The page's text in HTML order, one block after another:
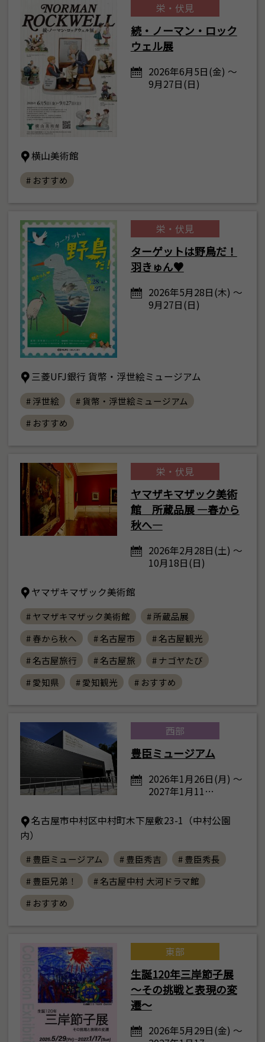
栄・伏見
続・ノーマン・ロック
ウェル展
2026年6月5日(金) ～
9月27日(日)
横山美術館
# おすすめ
栄・伏見
ターゲットは野鳥だ！
羽きゅん♥
2026年5月28日(木) ～
9月27日(日)
三菱UFJ銀行 貨幣・浮世絵ミュージアム
# 浮世絵
# 貨幣・浮世絵ミュージアム
# おすすめ
栄・伏見
ヤマザキマザック美術
館 所蔵品展 ―春から
秋へ―
2026年2月28日(土) ～
10月18日(日)
ヤマザキマザック美術館
# ヤマザキマザック美術館
# 所蔵品展
# 春から秋へ
# 名古屋市
# 名古屋観光
# 名古屋旅行
# 名古屋旅
# ナゴヤたび
# 愛知県
# 愛知観光 # おすすめ
西部
豊臣ミュージアム
2026年1月26日(月) ～
2027年1月11…
名古屋市中村区中村町木下屋敷23-1（中村公園
内）
# 豊臣ミュージアム # 豊臣秀吉
# 豊臣秀長
# 豊臣兄弟！
# 名古屋中村 大河ドラマ館
# おすすめ
東部
生誕120年三岸節子展
～その挑戦と表現の変
遷～
2026年5月29日(金) ～